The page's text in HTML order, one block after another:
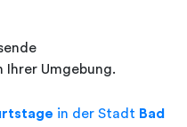
Umgebung.
in der Stadt Bad